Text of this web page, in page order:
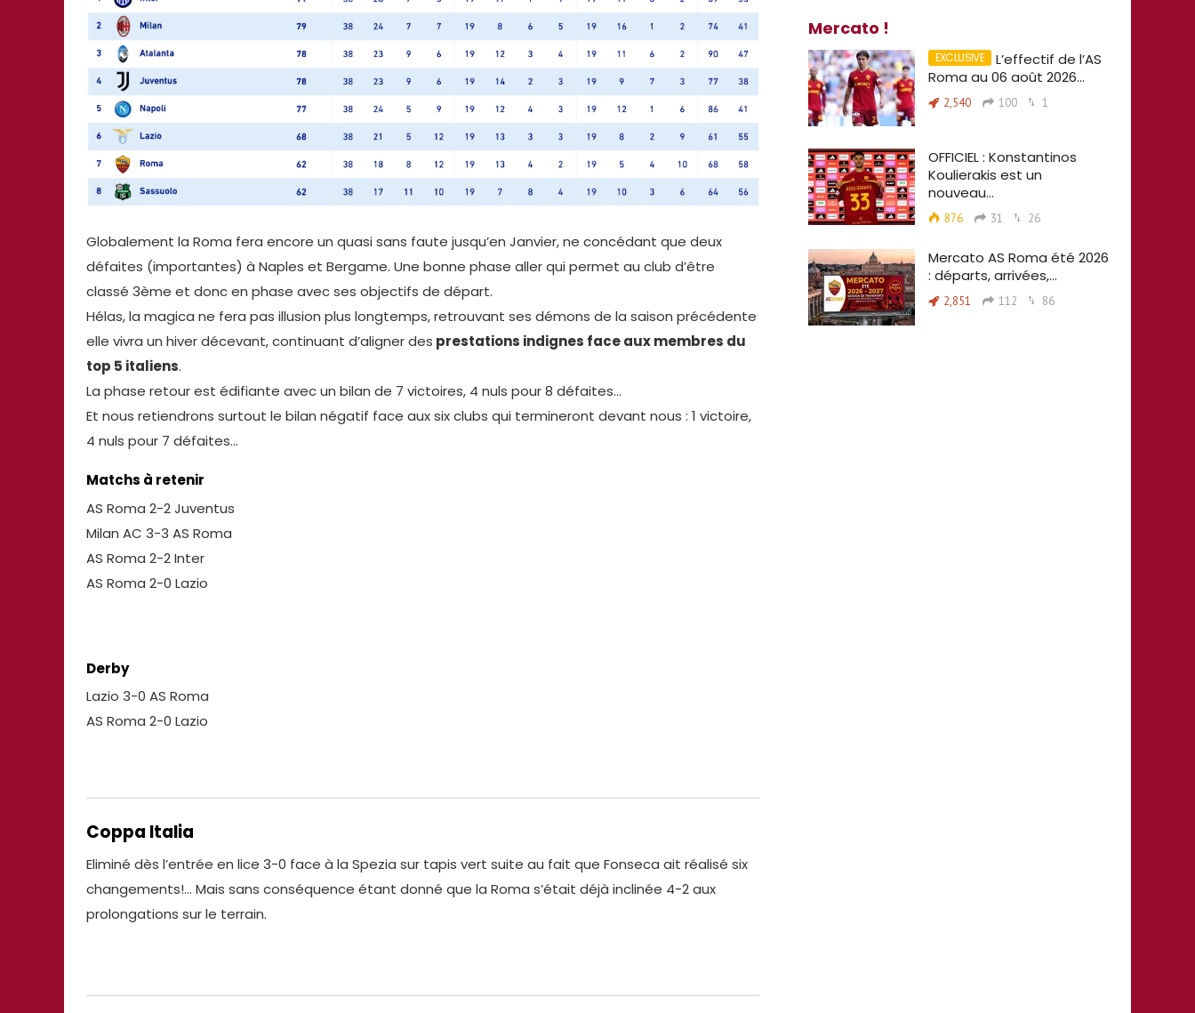
Globalement la Roma fera encore un quasi sans faute jusqu’en Janvier, ne concédant que deux
défaites (importantes) à Naples et Bergame. Une bonne phase aller qui permet au club d’être
classé 3ème et donc en phase avec ses objectifs de départ.
Hélas, la magica ne fera pas illusion plus longtemps, retrouvant ses démons de la saison précédente
elle vivra un hiver décevant, continuant d’aligner des prestations indignes face aux membres du
top 5 italiens.
La phase retour est édifiante avec un bilan de 7 victoires, 4 nuls pour 8 défaites…
Et nous retiendrons surtout le bilan négatif face aux six clubs qui termineront devant nous : 1 victoire,
4 nuls pour 7 défaites…
Matchs à retenir
AS Roma 2-2 Juventus
Milan AC 3-3 AS Roma
AS Roma 2-2 Inter
AS Roma 2-0 Lazio
Derby
Lazio 3-0 AS Roma
AS Roma 2-0 Lazio
Coppa Italia
Eliminé dès l’entrée en lice 3-0 face à la Spezia sur tapis vert suite au fait que Fonseca ait réalisé six
changements!… Mais sans conséquence étant donné que la Roma s’était déjà inclinée 4-2 aux
prolongations sur le terrain.
Mercato !
L’effectif de l’AS
Roma au 06 août 2026…
2,540 100 1
OFFICIEL : Konstantinos
Koulierakis est un
nouveau…
876 31 26
Mercato AS Roma été 2026
: départs, arrivées,…
2,851 112 86